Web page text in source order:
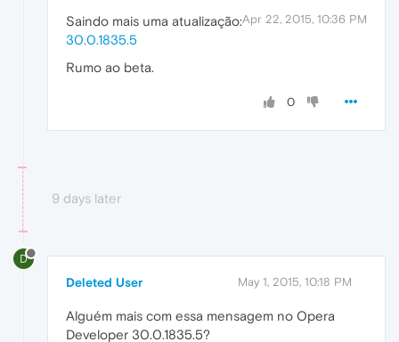
Apr 22, 2015, 10:36 PM
Saindo mais uma atualização:
30.0.1835.5
Rumo ao beta.
0
9 days later
D
Deleted User May 1, 2015, 10:18 PM
Alguém mais com essa mensagem no Opera
Developer 30.0.1835.5?